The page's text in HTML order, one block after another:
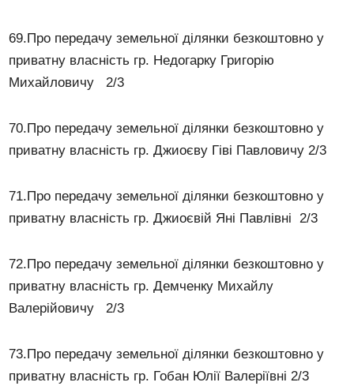
69.Про передачу земельної ділянки безкоштовно у
приватну власність гр. Недогарку Григорію
Михайловичу 2/3
70.Про передачу земельної ділянки безкоштовно у
приватну власність гр. Джиоєву Гіві Павловичу 2/3
71.Про передачу земельної ділянки безкоштовно у
приватну власність гр. Джиоєвій Яні Павлівні 2/3
72.Про передачу земельної ділянки безкоштовно у
приватну власність гр. Демченку Михайлу
Валерійовичу 2/3
73.Про передачу земельної ділянки безкоштовно у
приватну власність гр. Гобан Юлії Валеріївні 2/3